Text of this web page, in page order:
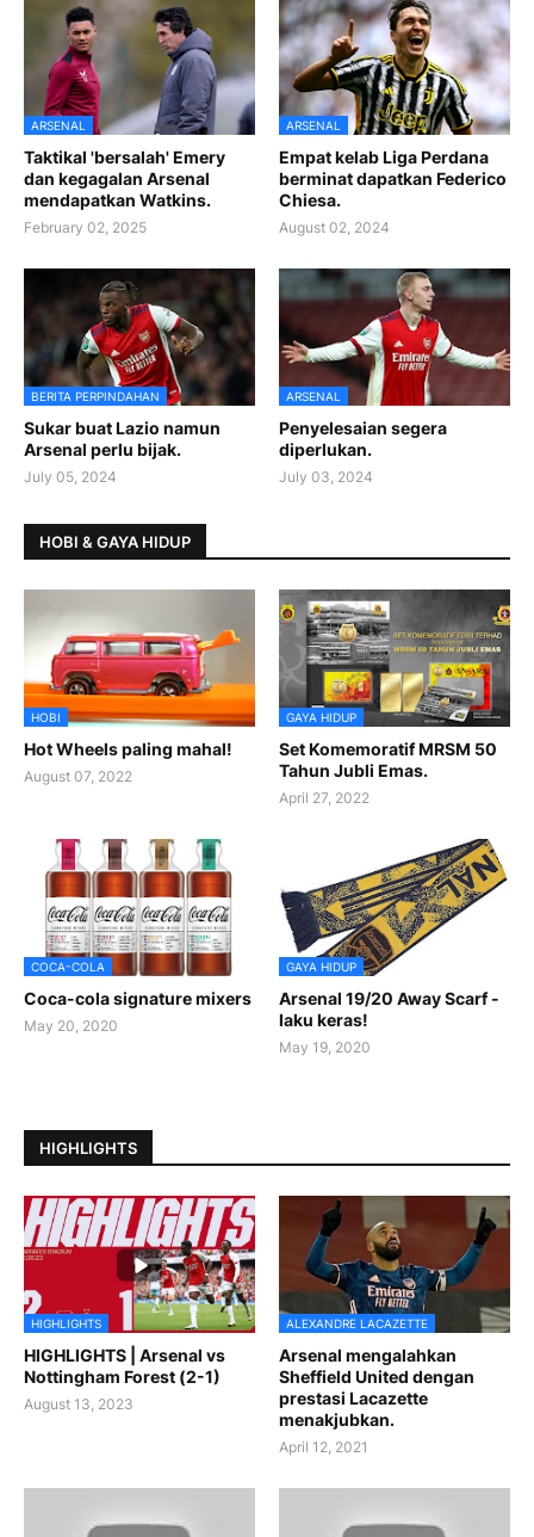
ARSENAL
Taktikal 'bersalah' Emery
dan kegagalan Arsenal
mendapatkan Watkins.
February 02, 2025
ARSENAL
Empat kelab Liga Perdana
berminat dapatkan Federico
Chiesa.
August 02, 2024
BERITA PERPINDAHAN
Sukar buat Lazio namun
Arsenal perlu bijak.
July 05, 2024
ARSENAL
Penyelesaian segera
diperlukan.
July 03, 2024
HOBI & GAYA HIDUP
HOBI
Hot Wheels paling mahal!
August 07, 2022
GAYA HIDUP
Set Komemoratif MRSM 50
Tahun Jubli Emas.
April 27, 2022
COCA-COLA
Coca-cola signature mixers
May 20, 2020
GAYA HIDUP
Arsenal 19/20 Away Scarf -
laku keras!
May 19, 2020
HIGHLIGHTS
HIGHLIGHTS
HIGHLIGHTS | Arsenal vs
Nottingham Forest (2-1)
August 13, 2023
ALEXANDRE LACAZETTE
Arsenal mengalahkan
Sheffield United dengan
prestasi Lacazette
menakjubkan.
April 12, 2021